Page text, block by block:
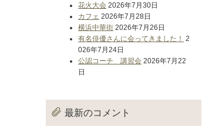
花火大会 2026年7月30日
カフェ 2026年7月28日
横浜中華街 2026年7月26日
有名俳優さんに会ってきました！ 2
026年7月24日
公認コーチ 講習会 2026年7月22
日
最新のコメント